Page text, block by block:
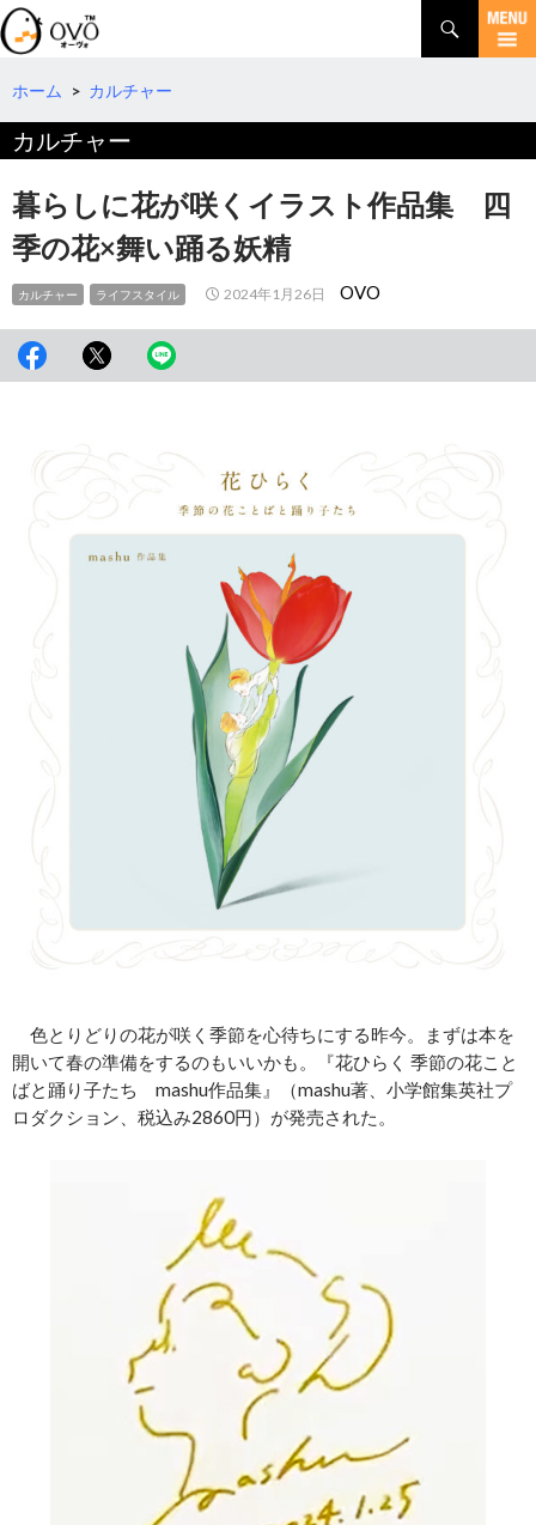
検
索
コ
テ
ツ
へ
移
動
ホーム > カルチャー
カルチャー
暮らしに花が咲くイラスト作品集 四
季の花×舞い踊る妖精
カルチャー ライフスタイル 2024年1月26日 OVO
色とりどりの花が咲く季節を心待ちにする昨今。まずは本を
開いて春の準備をするのもいいかも。『花ひらく 季節の花こと
ばと踊り子たち mashu作品集』（mashu著、小学館集英社プ
ロダクション、税込み2860円）が発売された。